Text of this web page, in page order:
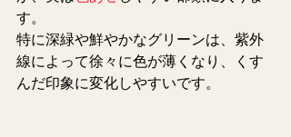
す。
特に深緑や鮮やかなグリーンは、紫外
線によって徐々に色が薄くなり、くす
んだ印象に変化しやすいです。